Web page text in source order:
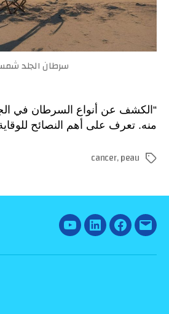
سرطان الجلد
“الكشف عن أنواع السرطان في
منه. تعرف على أهم النصائح
الوسوم cancer,peau
Email
Facebook
Linked
In
YouTube